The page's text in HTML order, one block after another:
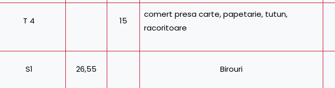
T 4 15
comert presa carte, papetarie, tutun,
racoritoare
S1 26,55 Birouri